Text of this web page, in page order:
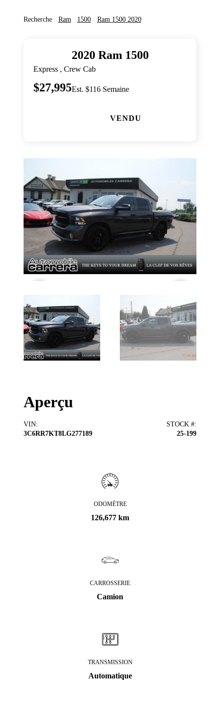
Recherche Ram 1500 Ram 1500 2020
2020 Ram 1500
Express , Crew Cab
$27,995Est. $116 Semaine
VENDU
Aperçu
VIN:
3C6RR7KT8LG277189
STOCK #:
25-199
ODOMÈTRE
126,677 km
CARROSSERIE
Camion
TRANSMISSION
Automatique